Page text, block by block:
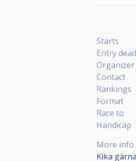
Starts
Entry
Organizer
Contact
Rankings
Format
Race to
Handicap
More info
Kika